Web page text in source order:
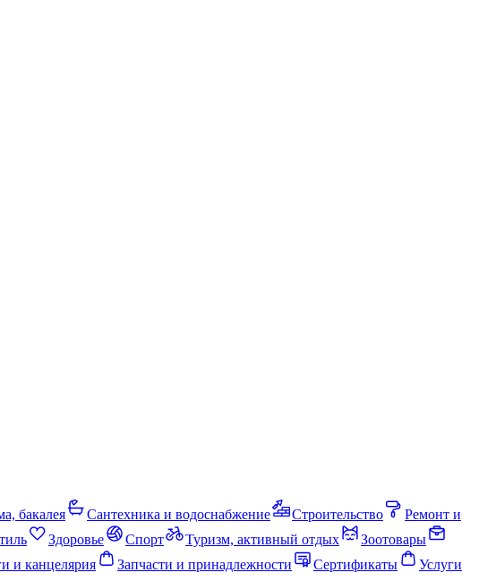
бакалея Сантехника и водоснабжение Строительство
Ремонт и
Здоровье Спорт Туризм, активный отдых
Зоотовары
и канцелярия Запчасти и принадлежности Сертификаты
Услуги